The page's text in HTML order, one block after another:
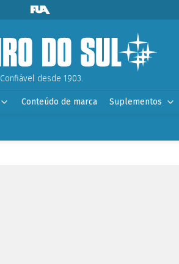
Confiável desde 1903.
Conteúdo de marca Suplementos